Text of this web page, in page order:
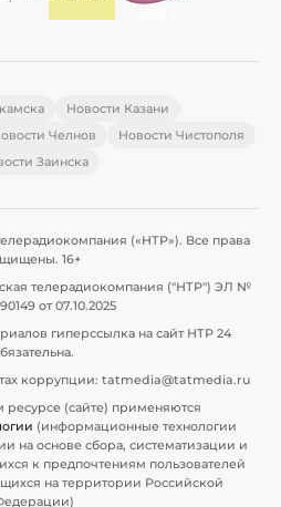
Новости Казани
Челнов
Новости Чистополя
Заинска
(«НТР»). Все права
16+
телерадиокомпания ("НТР") ЭЛ №
от 07.10.2025
гиперссылка на сайт НТР 24
коррупции: tatmedia@tatmedia.ru
(сайте) применяются
(информационные технологии
на основе сбора, систематизации и
к предпочтениям пользователей
на территории Российской